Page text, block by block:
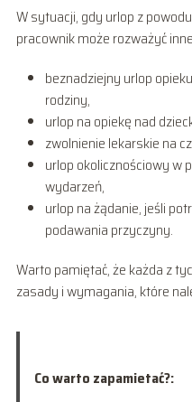
W sytuacji, gdy urlop z
pracownik może rozważyć
beznadziejny urlop
rodziny,
urlop na opiekę nad
zwolnienie lekarskie na
urlop okolicznościowy w
wydarzeń,
urlop na żądanie, jeśli
podawania przyczyny.
Warto pamiętać, że każda z
zasady i wymagania, które
Co warto zapamietać?: